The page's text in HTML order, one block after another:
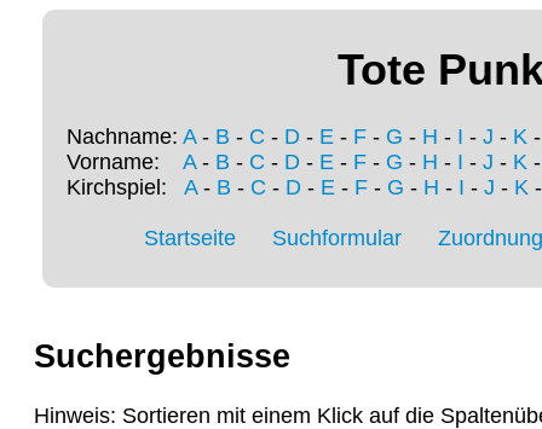
Tote
Nachname: A- B - C - D - E - F - G - H - I - J - K
Vorname: A- B - C - D - E - F - G - H - I - J - K
Kirchspiel: A- B - C - D- E- F- G - H - I - J - K
Startseite Suchformular
Suchergebnisse
Hinweis: Sortieren mit einem Klick auf die